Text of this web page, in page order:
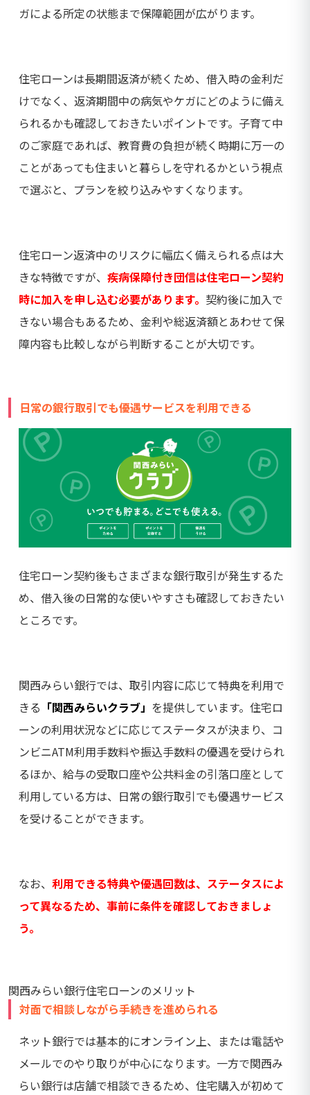
ガによる所定の状態まで保障範囲が広がります。
住宅ローンは長期間返済が続くため、借入時の金利だ
けでなく、返済期間中の病気やケガにどのように備え
られるかも確認しておきたいポイントです。子育て中
のご家庭であれば、教育費の負担が続く時期に万一の
ことがあっても住まいと暮らしを守れるかという視点
で選ぶと、プランを絞り込みやすくなります。
住宅ローン返済中のリスクに幅広く備えられる点は大
きな特徴ですが、 疾病保障付き団信は住宅ローン契約
時に加入を申し込む必要があります。 契約後に加入で
きない場合もあるため、金利や総返済額とあわせて保
障内容も比較しながら判断することが大切です。
日常の銀行取引でも優遇サービスを利用できる
住宅ローン契約後もさまざまな銀行取引が発生するた
め、借入後の日常的な使いやすさも確認しておきたい
ところです。
関西みらい銀行では、取引内容に応じて特典を利用で
きる 「関西みらいクラブ」 を提供しています。住宅ロ
ーンの利用状況などに応じてステータスが決まり、コ
ンビニATM利用手数料や振込手数料の優遇を受けられ
るほか、給与の受取口座や公共料金の引落口座として
利用している方は、日常の銀行取引でも優遇サービス
を受けることができます。
なお、 利用できる特典や優遇回数は、ステータスによ
って異なるため、事前に条件を確認しておきましょ
う。
関西みらい銀行住宅ローンのメリット
対面で相談しながら手続きを進められる
ネット銀行では基本的にオンライン上、または電話や
メールでのやり取りが中心になります。一方で関西み
らい銀行は店舗で相談できるため、住宅購入が初めて